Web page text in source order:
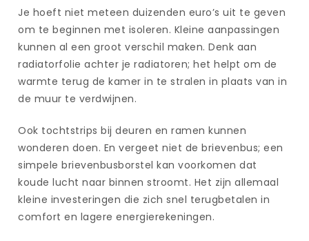
Je hoeft niet meteen duizenden euro’s uit te geven
om te beginnen met isoleren. Kleine aanpassingen
kunnen al een groot verschil maken. Denk aan
radiatorfolie achter je radiatoren; het helpt om de
warmte terug de kamer in te stralen in plaats van in
de muur te verdwijnen.
Ook tochtstrips bij deuren en ramen kunnen
wonderen doen. En vergeet niet de brievenbus; een
simpele brievenbusborstel kan voorkomen dat
koude lucht naar binnen stroomt. Het zijn allemaal
kleine investeringen die zich snel terugbetalen in
comfort en lagere energierekeningen.